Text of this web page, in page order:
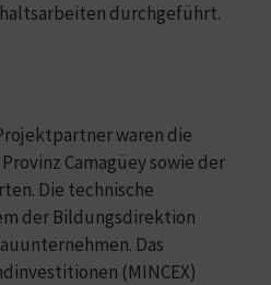
durchgeführt.
waren die
Camagüey sowie der
Die technische
der Bildungsdirektion
Das
(MINCEX)